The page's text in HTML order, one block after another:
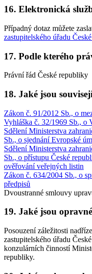
16. Elektronická
Případný dotaz můžete
zastupitelského úřadu
17. Podle kterého
Právní řád České republiky
18. Jaké jsou
Zákon č. 91/2012 Sb., o
Vyhláška č. 32/1969 Sb., o
Sdělení Ministerstva
Sb., o sjednání Evropské
Sdělení Ministerstva
Sb., o přístupu České
ověřování veřejných listin
Zákon č. 634/2004 Sb., o
předpisů
Dvoustranné smlouvy
19. Jaké jsou
Posouzení záležitosti
zastupitelského úřadu
konzulárních činností
republiky.